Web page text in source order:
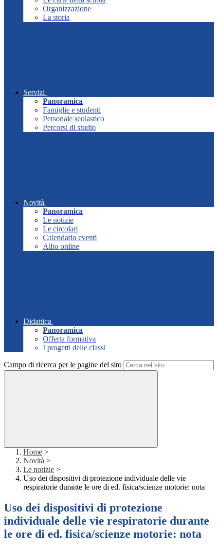
Organizzazione
La storia
Servizi
Panoramica
Famiglie e studenti
Personale scolastico
Percorsi di studio
Novità
Panoramica
Le notizie
Le circolari
Calendario eventi
Albo online
Didattica
Panoramica
Offerta formativa
I progetti delle classi
Campo di ricerca per le pagine del sito
Home >
Novità >
Le notizie >
Uso dei dispositivi di protezione individuale delle vie
respiratorie durante le ore di ed. fisica/scienze motorie: nota
Uso dei dispositivi di protezione
individuale delle vie respiratorie durante
le ore di ed. fisica/scienze motorie: nota